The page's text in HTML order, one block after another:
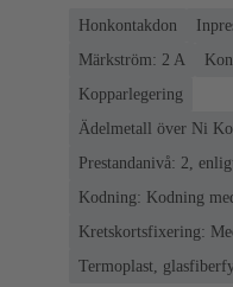
Honkontakdon
Märkström: ‌2 A
Kopparlegering
Ädelmetall över Ni
Prestandanivå: 2,
Kodning: Kodning
Kretskortsfixering:
Termoplast,